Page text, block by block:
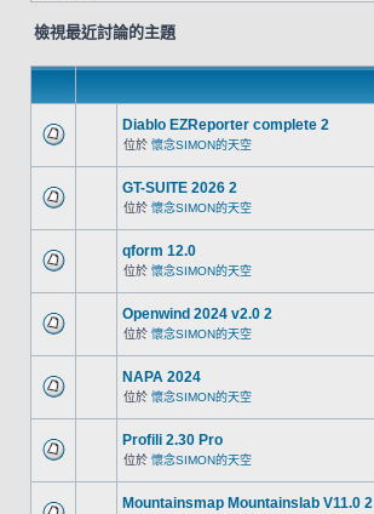
檢視最近討論的主題
Diablo EZReporter complete 2
位於 懷念SIMON的天空
GT-SUITE 2026 2
位於 懷念SIMON的天空
qform 12.0
位於 懷念SIMON的天空
Openwind 2024 v2.0 2
位於 懷念SIMON的天空
NAPA 2024
位於 懷念SIMON的天空
Profili 2.30 Pro
位於 懷念SIMON的天空
Mountainsmap Mountainslab V11.0 2